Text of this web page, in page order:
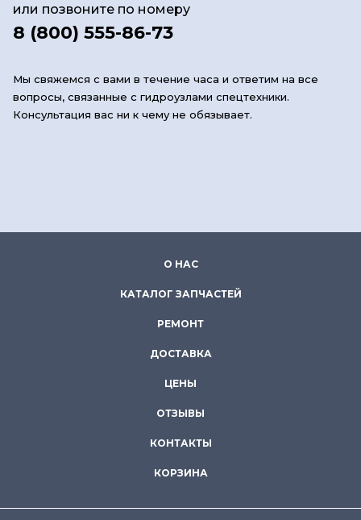
или позвоните по номеру
8 (800) 555-86-73
Мы свяжемся с вами в течение часа и ответим на все
вопросы, связанные с гидроузлами спецтехники.
Консультация вас ни к чему не обязывает.
О НАС
КАТАЛОГ ЗАПЧАСТЕЙ
РЕМОНТ
ДОСТАВКА
ЦЕНЫ
ОТЗЫВЫ
КОНТАКТЫ
КОРЗИНА